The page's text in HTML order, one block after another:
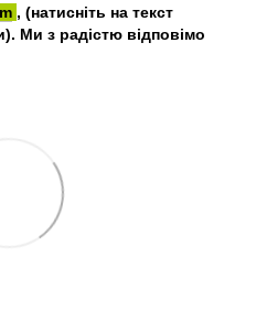
, (натисніть на текст
Ми з радістю відповімо